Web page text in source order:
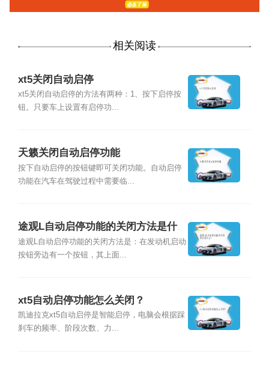
相关阅读
xt5关闭自动启停
xt5关闭自动启停的方法有两种：1、按下启停按
钮。只要车上设置有启停功...
天籁关闭自动启停功能
按下自动启停的按钮键即可关闭功能。自动启停
功能在汽车在驾驶过程中需要临...
途观L自动启停功能的关闭方法是什
么？
途观L自动启停功能的关闭方法是：在发动机启动
按钮旁边有一个按钮，其上面...
xt5自动启停功能怎么关闭？
凯迪拉克xt5自动启停是智能启停，电脑会根据踩
刹车的频率、阶段次数、力...